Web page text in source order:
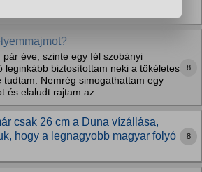
éve, szinte egy fél szobányi
leginkább biztosítottam neki a tökéletes
tudtam. Nemrég simogathattam egy
és elaludt rajtam az...
8
csak 26 cm a Duna vízállása,
hogy a legnagyobb magyar folyó
8